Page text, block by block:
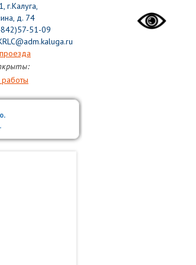
г.Калуга,
д. 74
51-09